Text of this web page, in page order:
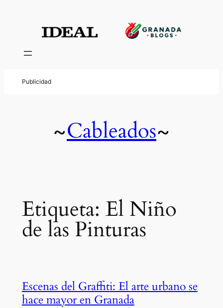
contenido
~Cableados~
Etiqueta: El Niño
de las Pinturas
Escenas del Graffiti: El arte urbano se
hace mayor en Granada